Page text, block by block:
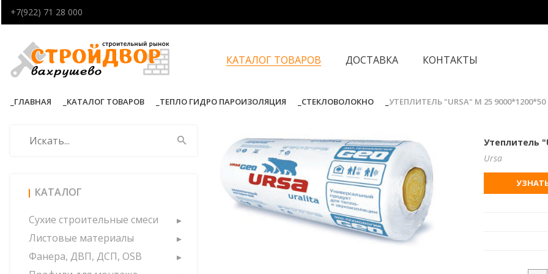
+7(922) 71 28 000
КАТАЛОГ ТОВАРОВ ДОСТАВКА КОНТАКТЫ
ГЛАВНАЯ КАТАЛОГ ТОВАРОВ ТЕПЛО ГИДРО ПАРОИЗОЛЯЦИЯ СТЕКЛОВОЛОКНО УТЕПЛИТЕЛЬ "URSA" М 25
КАТАЛОГ
Сухие строительные смеси
Листовые материалы
Фанера, ДВП, ДСП, OSB
Утеплитель
Ursa